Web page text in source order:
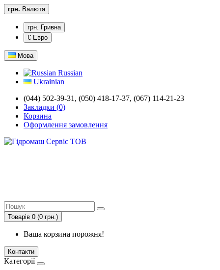
грн. Валюта
грн. Гривна
€ Евро
Мова
Russian
Ukrainian
(044) 502-39-31, (050) 418-17-37, (067) 114-21-23
Закладки (0)
Корзина
Оформлення замовлення
Товарів 0 (0 грн.)
Ваша корзина порожня!
Контакти
Категорії